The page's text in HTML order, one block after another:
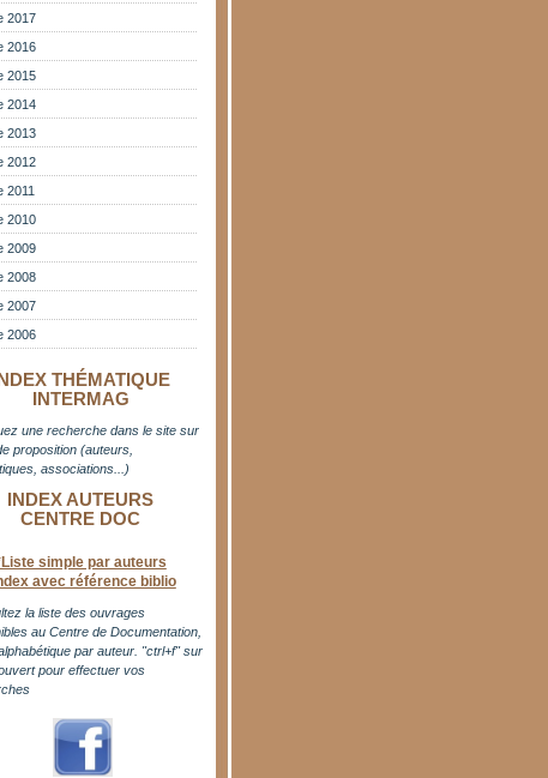
2017
2016
2015
2014
2013
2012
2011
2010
2009
2008
2007
2006
INDEX THÉMATIQUE
INTERMAG
une recherche dans le site sur
proposition (auteurs,
associations...)
INDEX AUTEURS
CENTRE DOC
simple par auteurs
avec référence biblio
la liste des ouvrages
au Centre de Documentation,
par auteur. "ctrl+f" sur
pour effectuer vos